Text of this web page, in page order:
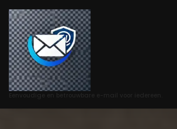
Skip
to
Content